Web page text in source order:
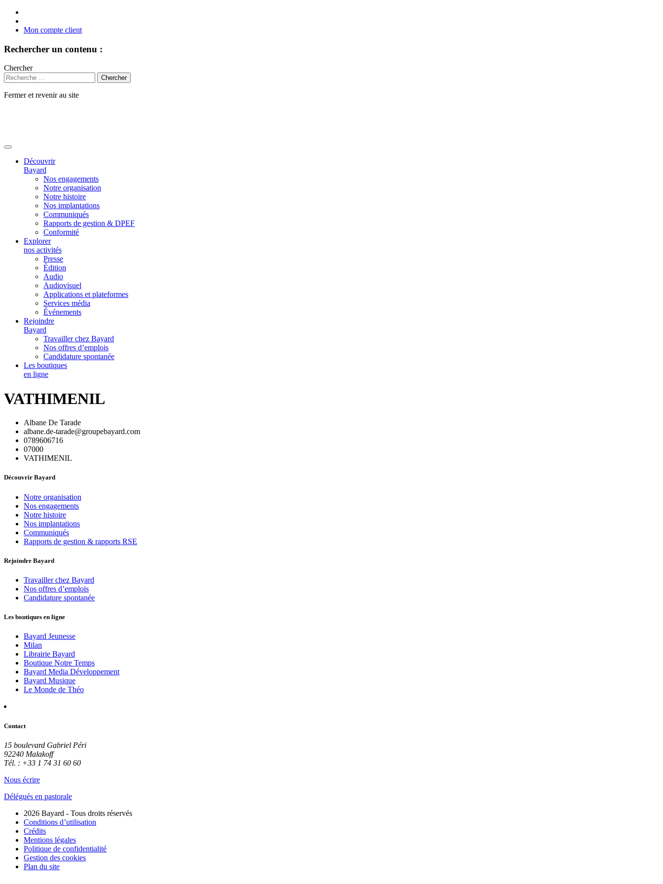
Mon compte client
Rechercher un contenu :
Chercher
Fermer et revenir au site
Découvrir
Bayard
Nos engagements
Notre organisation
Notre histoire
Nos implantations
Communiqués
Rapports de gestion & DPEF
Conformité
Explorer
nos activités
Presse
Édition
Audio
Audiovisuel
Applications et plateformes
Services média
Événements
Rejoindre
Bayard
Travailler chez Bayard
Nos offres d’emplois
Candidature spontanée
Les boutiques
en ligne
VATHIMENIL
Albane De Tarade
albane.de-tarade@groupebayard.com
0789606716
07000
VATHIMENIL
Découvrir Bayard
Notre organisation
Nos engagements
Notre histoire
Nos implantations
Communiqués
Rapports de gestion & rapports RSE
Rejoindre Bayard
Travailler chez Bayard
Nos offres d’emplois
Candidature spontanée
Les boutiques en ligne
Bayard Jeunesse
Milan
Librairie Bayard
Boutique Notre Temps
Bayard Media Développement
Bayard Musique
Le Monde de Théo
Contact
15 boulevard Gabriel Péri
92240 Malakoff
Tél. : +33 1 74 31 60 60
Nous écrire
Délégués en pastorale
2026 Bayard - Tous droits réservés
Conditions d’utilisation
Crédits
Mentions légales
Politique de confidentialité
Gestion des cookies
Plan du site